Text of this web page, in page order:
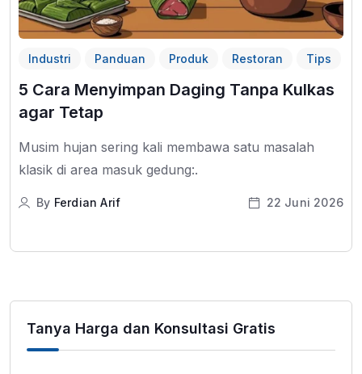
Industri Panduan Produk Restoran Tips
5 Cara Menyimpan Daging Tanpa Kulkas
agar Tetap
Musim hujan sering kali membawa satu masalah
klasik di area masuk gedung:.
By Ferdian Arif 22 Juni 2026
Tanya Harga dan Konsultasi Gratis